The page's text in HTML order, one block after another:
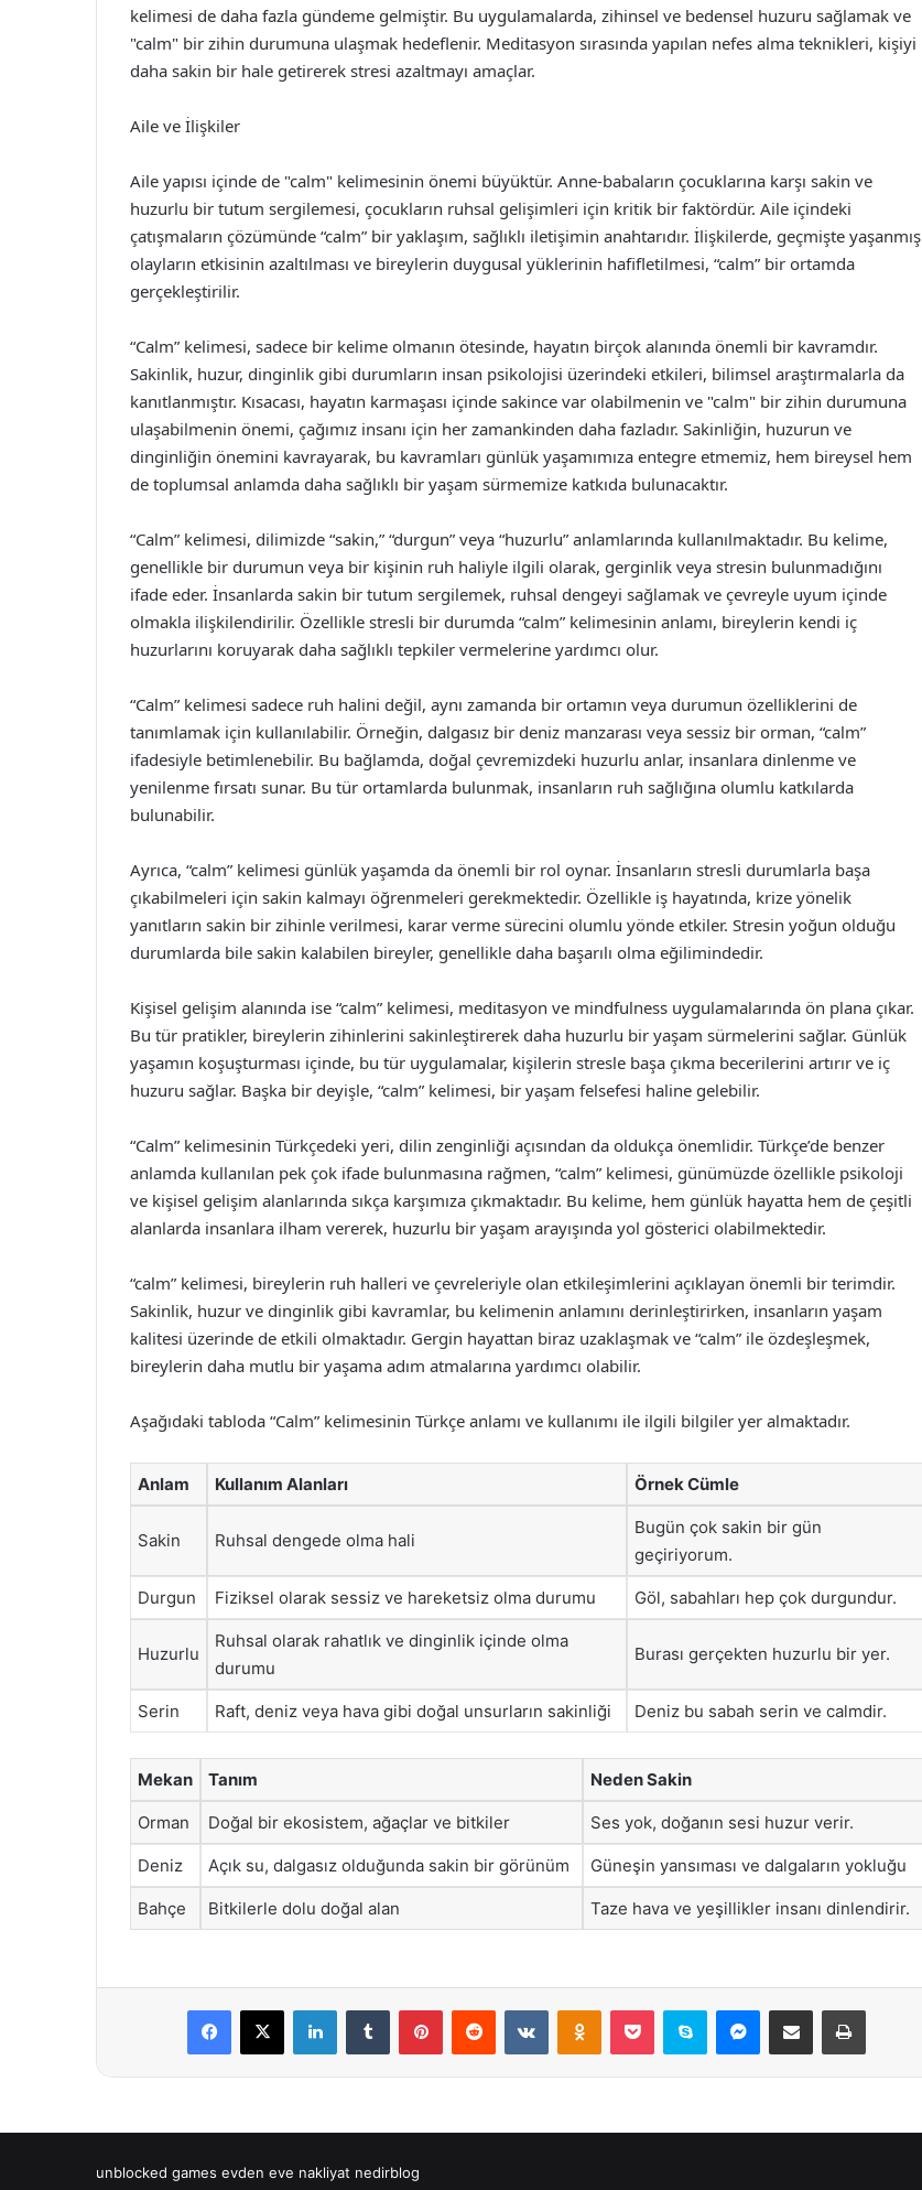
kelimesi de daha fazla gündeme gelmiştir. Bu uygulamalarda, zihinsel ve bedensel huzuru sağlamak ve
"calm" bir zihin durumuna ulaşmak hedeflenir. Meditasyon sırasında yapılan nefes alma teknikleri, kişiyi
daha sakin bir hale getirerek stresi azaltmayı amaçlar.
Aile ve İlişkiler
Aile yapısı içinde de "calm" kelimesinin önemi büyüktür. Anne-babaların çocuklarına karşı sakin ve
huzurlu bir tutum sergilemesi, çocukların ruhsal gelişimleri için kritik bir faktördür. Aile içindeki
çatışmaların çözümünde “calm” bir yaklaşım, sağlıklı iletişimin anahtarıdır. İlişkilerde, geçmişte yaşanmış
olayların etkisinin azaltılması ve bireylerin duygusal yüklerinin hafifletilmesi, “calm” bir ortamda
gerçekleştirilir.
“Calm” kelimesi, sadece bir kelime olmanın ötesinde, hayatın birçok alanında önemli bir kavramdır.
Sakinlik, huzur, dinginlik gibi durumların insan psikolojisi üzerindeki etkileri, bilimsel araştırmalarla da
kanıtlanmıştır. Kısacası, hayatın karmaşası içinde sakince var olabilmenin ve "calm" bir zihin durumuna
ulaşabilmenin önemi, çağımız insanı için her zamankinden daha fazladır. Sakinliğin, huzurun ve
dinginliğin önemini kavrayarak, bu kavramları günlük yaşamımıza entegre etmemiz, hem bireysel hem
de toplumsal anlamda daha sağlıklı bir yaşam sürmemize katkıda bulunacaktır.
“Calm” kelimesi, dilimizde “sakin,” “durgun” veya “huzurlu” anlamlarında kullanılmaktadır. Bu kelime,
genellikle bir durumun veya bir kişinin ruh haliyle ilgili olarak, gerginlik veya stresin bulunmadığını
ifade eder. İnsanlarda sakin bir tutum sergilemek, ruhsal dengeyi sağlamak ve çevreyle uyum içinde
olmakla ilişkilendirilir. Özellikle stresli bir durumda “calm” kelimesinin anlamı, bireylerin kendi iç
huzurlarını koruyarak daha sağlıklı tepkiler vermelerine yardımcı olur.
“Calm” kelimesi sadece ruh halini değil, aynı zamanda bir ortamın veya durumun özelliklerini de
tanımlamak için kullanılabilir. Örneğin, dalgasız bir deniz manzarası veya sessiz bir orman, “calm”
ifadesiyle betimlenebilir. Bu bağlamda, doğal çevremizdeki huzurlu anlar, insanlara dinlenme ve
yenilenme fırsatı sunar. Bu tür ortamlarda bulunmak, insanların ruh sağlığına olumlu katkılarda
bulunabilir.
Ayrıca, “calm” kelimesi günlük yaşamda da önemli bir rol oynar. İnsanların stresli durumlarla başa
çıkabilmeleri için sakin kalmayı öğrenmeleri gerekmektedir. Özellikle iş hayatında, krize yönelik
yanıtların sakin bir zihinle verilmesi, karar verme sürecini olumlu yönde etkiler. Stresin yoğun olduğu
durumlarda bile sakin kalabilen bireyler, genellikle daha başarılı olma eğilimindedir.
Kişisel gelişim alanında ise “calm” kelimesi, meditasyon ve mindfulness uygulamalarında ön plana çıkar.
Bu tür pratikler, bireylerin zihinlerini sakinleştirerek daha huzurlu bir yaşam sürmelerini sağlar. Günlük
yaşamın koşuşturması içinde, bu tür uygulamalar, kişilerin stresle başa çıkma becerilerini artırır ve iç
huzuru sağlar. Başka bir deyişle, “calm” kelimesi, bir yaşam felsefesi haline gelebilir.
“Calm” kelimesinin Türkçedeki yeri, dilin zenginliği açısından da oldukça önemlidir. Türkçe’de benzer
anlamda kullanılan pek çok ifade bulunmasına rağmen, “calm” kelimesi, günümüzde özellikle psikoloji
ve kişisel gelişim alanlarında sıkça karşımıza çıkmaktadır. Bu kelime, hem günlük hayatta hem de çeşitli
alanlarda insanlara ilham vererek, huzurlu bir yaşam arayışında yol gösterici olabilmektedir.
“calm” kelimesi, bireylerin ruh halleri ve çevreleriyle olan etkileşimlerini açıklayan önemli bir terimdir.
Sakinlik, huzur ve dinginlik gibi kavramlar, bu kelimenin anlamını derinleştirirken, insanların yaşam
kalitesi üzerinde de etkili olmaktadır. Gergin hayattan biraz uzaklaşmak ve “calm” ile özdeşleşmek,
bireylerin daha mutlu bir yaşama adım atmalarına yardımcı olabilir.
Aşağıdaki tabloda “Calm” kelimesinin Türkçe anlamı ve kullanımı ile ilgili bilgiler yer almaktadır.
Anlam Kullanım Alanları Örnek Cümle
Sakin Ruhsal dengede olma hali
Bugün çok sakin bir gün
geçiriyorum.
Durgun Fiziksel olarak sessiz ve hareketsiz olma durumu Göl, sabahları hep çok durgundur.
Huzurlu
Ruhsal olarak rahatlık ve dinginlik içinde olma
durumu
Burası gerçekten huzurlu bir yer.
Serin Raft, deniz veya hava gibi doğal unsurların sakinliği Deniz bu sabah serin ve calmdir.
Mekan Tanım Neden Sakin
Orman Doğal bir ekosistem, ağaçlar ve bitkiler Ses yok, doğanın sesi huzur verir.
Deniz Açık su, dalgasız olduğunda sakin bir görünüm Güneşin yansıması ve dalgaların yokluğu
Bahçe Bitkilerle dolu doğal alan Taze hava ve yeşillikler insanı dinlendirir.
Facebook
X LinkedInTumblr PinterestReddit VKontakteOdnoklassniki
Pocket Skype Messenger
E-Posta ile paylaş Yazdır
unblocked games evden eve nakliyat nedirblog